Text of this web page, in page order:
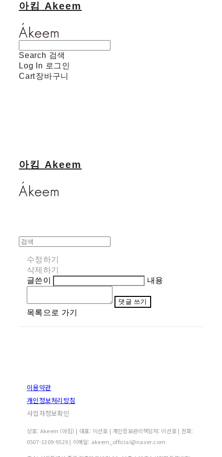
아킴 Akeem
Search 검색
Log In 로그인
Cart장바구니
아킴 Akeem
수정하기
삭제하기
글쓴이
내용
댓글 쓰기
목록으로 가기
이용약관
개인정보처리방침
사업자정보확인
상호: Akeem (아킴) | 대표: 이선호 | 개인정보관리책임자: 이선호 | 전화:
0507-1309-9529 | 이메일: akeem_official@naver.com